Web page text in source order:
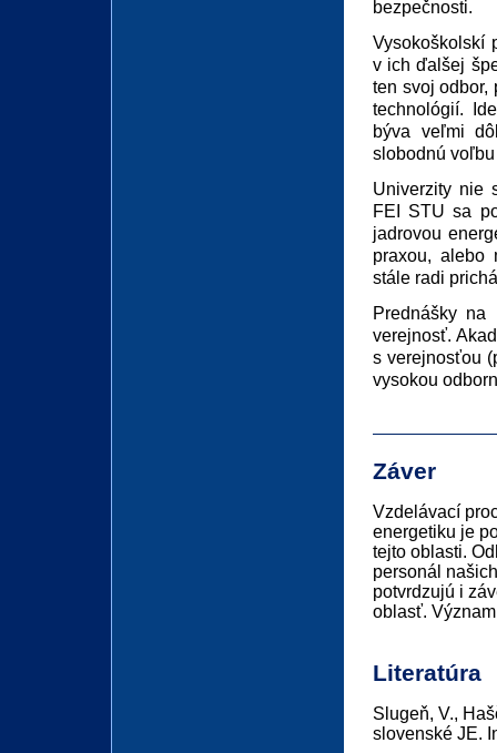
bezpečnosti.
Vysokoškolskí
v ich ďalšej
ten svoj odbor,
technológií.
býva veľmi
slobodnú
Univerzity nie
FEI STU sa
jadrovou
praxou, alebo
stále radi
Prednášky
verejnosť.
s verejnosťou
vysokou
Záver
Vzdelávací
energetiku je
tejto oblasti.
personál
potvrdzujú i
oblasť.
Literatúra
Slugeň, V.,
slovenské JE.